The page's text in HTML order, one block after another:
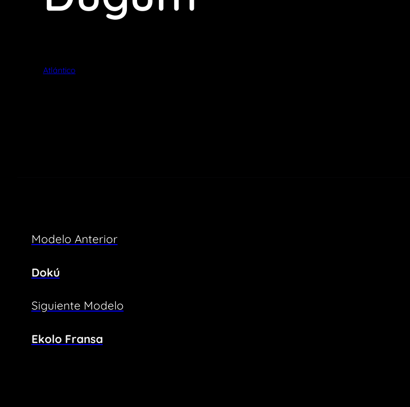
Atlántico
Modelo Anterior
Dokú
Siguiente Modelo
Ekolo Fransa